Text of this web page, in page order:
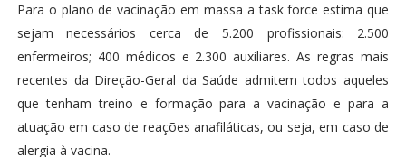
Para o plano de vacinação em massa a task force estima que
sejam necessários cerca de 5.200 profissionais: 2.500
enfermeiros; 400 médicos e 2.300 auxiliares. As regras mais
recentes da Direção-Geral da Saúde admitem todos aqueles
que tenham treino e formação para a vacinação e para a
atuação em caso de reações anafiláticas, ou seja, em caso de
alergia à vacina.